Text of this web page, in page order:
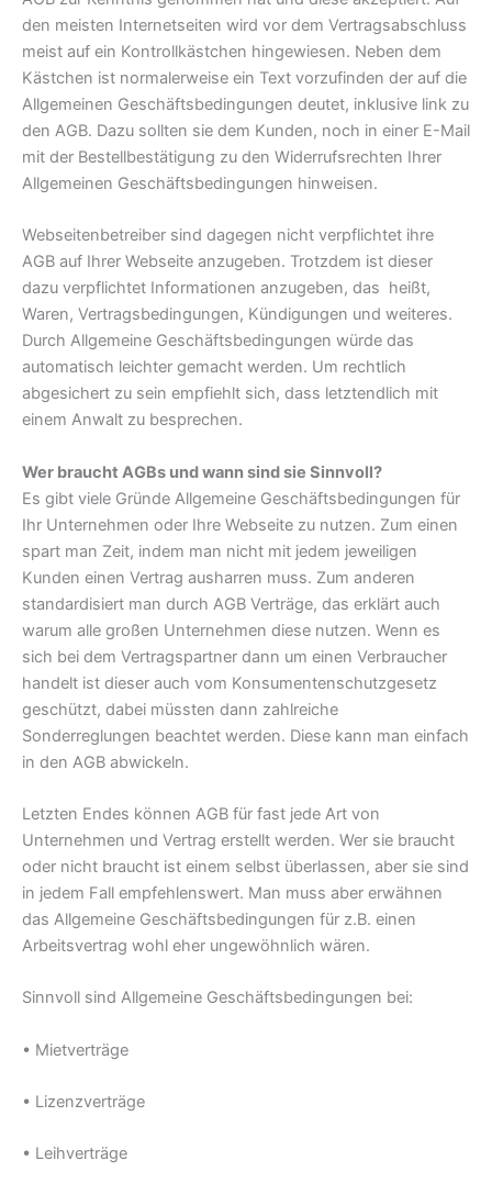
den meisten Internetseiten wird vor dem Vertragsabschluss
meist auf ein Kontrollkästchen hingewiesen. Neben dem
Kästchen ist normalerweise ein Text vorzufinden der auf die
Allgemeinen Geschäftsbedingungen deutet, inklusive link zu
den AGB. Dazu sollten sie dem Kunden, noch in einer E-Mail
mit der Bestellbestätigung zu den Widerrufsrechten Ihrer
Allgemeinen Geschäftsbedingungen hinweisen.
Webseitenbetreiber sind dagegen nicht verpflichtet ihre
AGB auf Ihrer Webseite anzugeben. Trotzdem ist dieser
dazu verpflichtet Informationen anzugeben, das heißt,
Waren, Vertragsbedingungen, Kündigungen und weiteres.
Durch Allgemeine Geschäftsbedingungen würde das
automatisch leichter gemacht werden. Um rechtlich
abgesichert zu sein empfiehlt sich, dass letztendlich mit
einem Anwalt zu besprechen.
Wer braucht AGBs und wann sind sie Sinnvoll?
Es gibt viele Gründe Allgemeine Geschäftsbedingungen für
Ihr Unternehmen oder Ihre Webseite zu nutzen. Zum einen
spart man Zeit, indem man nicht mit jedem jeweiligen
Kunden einen Vertrag ausharren muss. Zum anderen
standardisiert man durch AGB Verträge, das erklärt auch
warum alle großen Unternehmen diese nutzen. Wenn es
sich bei dem Vertragspartner dann um einen Verbraucher
handelt ist dieser auch vom Konsumentenschutzgesetz
geschützt, dabei müssten dann zahlreiche
Sonderreglungen beachtet werden. Diese kann man einfach
in den AGB abwickeln.
Letzten Endes können AGB für fast jede Art von
Unternehmen und Vertrag erstellt werden. Wer sie braucht
oder nicht braucht ist einem selbst überlassen, aber sie sind
in jedem Fall empfehlenswert. Man muss aber erwähnen
das Allgemeine Geschäftsbedingungen für z.B. einen
Arbeitsvertrag wohl eher ungewöhnlich wären.
Sinnvoll sind Allgemeine Geschäftsbedingungen bei:
• Mietverträge
• Lizenzverträge
• Leihverträge